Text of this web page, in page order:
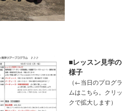
■レッスン見学の
様子
（←当日のプログラ
ムはこちら。クリッ
クで拡大します）